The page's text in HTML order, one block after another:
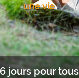
6 jours pour tous
une vie